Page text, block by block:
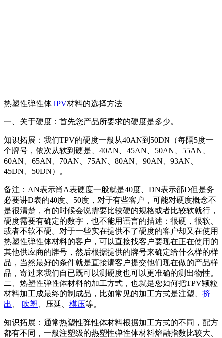
热塑性弹性体TPV材料的选择方法
一、关于硬度：首先您产品所要求的硬度是多少。
知识拓展：我们TPV的硬度一般从40AN到50DN（每隔5度一
个牌号，依次从软到硬是、40AN、45AN、50AN、55AN、
60AN、65AN、70AN、75AN、80AN、90AN、93AN、
45DN、50DN）。
备注：AN表示肖A表硬度一般就是40度、DN表示邵D但是务
必要讲D表的40度、50度，对于有些客户，可能对硬度概念不
是很清楚，有的时候会说需要比较硬的规格或者比较软就行，
硬度需要有确定的数字，也不能用语言的描述：很硬，很软、
或者不软不硬。对于一些实在提供不了硬度的客户却又在使用
热塑性弹性体材料的客户，可以直接找客户要现在正在使用的
其他供应商的牌号，然后根据提供的牌号来确定给什么样的样
品，当然最好的条件就是直接请客户提交他们现在做的产品样
品，寄过来我们自已既可以测硬度也可以更准确的测出物性。
二、热塑性弹性体材料的加工方式，也就是您如何把TPV颗粒
材料加工成最终的制成品，比如常见的加工方式是注塑、 挤
出
吹塑 、压延、 模压等。
知识拓展：通常热塑性弹性体材料根据加工方式的不同，配方
都有不同，一般注塑级的热塑性弹性体材料熔融指数比较大、